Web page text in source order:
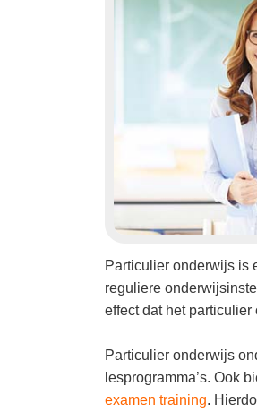
Particulier onderwijs is
reguliere
effect dat het
Particulier onderwijs
lesprogramma’s. Ook
examen training.